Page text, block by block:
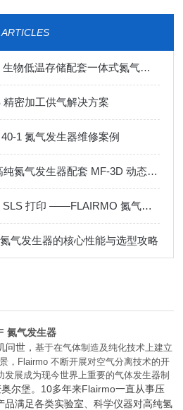
北京某肿瘤医学中心 生物低温存储配套一体式氮气发生器
密加工供气解决方案
1 氮气发生器维修案例
Flairmo N2G40CS 高纯氮气发生器配套 MF-3D 动态配气装置应用案例
即插即用，赋能高效 SLS 打印 ——FLAIRMO 氮气发生器应用成功案例
气发生器的核心性能与选型攻略
氮气发生器
问世，基于在气体制造及纯化技术上建立
，Flairmo 不断开展对空气分离技术的开
展成为现今世界上重要的气体发生器制
尔堡。10多年来Flairmo一直从事压
品满足各类实验室、科学仪器对高纯氢